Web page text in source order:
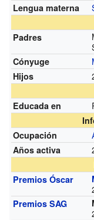
Lengua materna
Padres
Cónyuge
Hijos
Educada en
Ocupación
Años activa
Premios Óscar
Premios SAG